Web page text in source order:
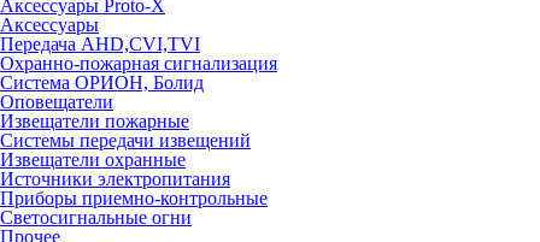
Аксессуары Proto-X
Аксессуары
Передача AHD,CVI,TVI
Охранно-пожарная сигнализация
Система ОРИОН, Болид
Оповещатели
Извещатели пожарные
Системы передачи извещений
Извещатели охранные
Источники электропитания
Приборы приемно-контрольные
Светосигнальные огни
Прочее